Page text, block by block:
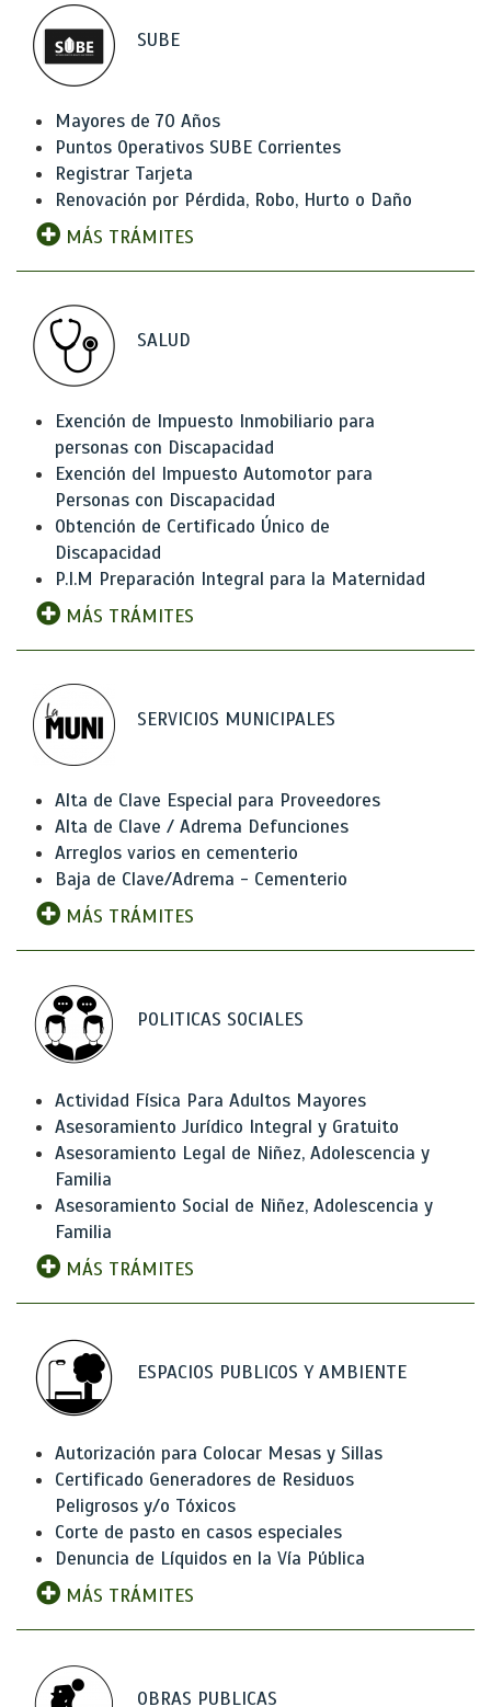
SUBE
Mayores de 70 Años
Puntos Operativos SUBE Corrientes
Registrar Tarjeta
Renovación por Pérdida, Robo, Hurto o Daño
MÁS TRÁMITES
SALUD
Exención de Impuesto Inmobiliario para
personas con Discapacidad
Exención del Impuesto Automotor para
Personas con Discapacidad
Obtención de Certificado Único de
Discapacidad
P.I.M Preparación Integral para la Maternidad
MÁS TRÁMITES
SERVICIOS MUNICIPALES
Alta de Clave Especial para Proveedores
Alta de Clave / Adrema Defunciones
Arreglos varios en cementerio
Baja de Clave/Adrema - Cementerio
MÁS TRÁMITES
POLITICAS SOCIALES
Actividad Física Para Adultos Mayores
Asesoramiento Jurídico Integral y Gratuito
Asesoramiento Legal de Niñez, Adolescencia y
Familia
Asesoramiento Social de Niñez, Adolescencia y
Familia
MÁS TRÁMITES
ESPACIOS PUBLICOS Y AMBIENTE
Autorización para Colocar Mesas y Sillas
Certificado Generadores de Residuos
Peligrosos y/o Tóxicos
Corte de pasto en casos especiales
Denuncia de Líquidos en la Vía Pública
MÁS TRÁMITES
OBRAS PUBLICAS